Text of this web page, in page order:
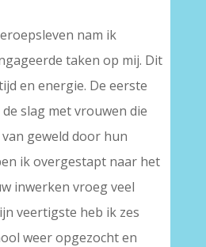
nam ik
taken op mij. Dit
en energie. De eerste
slag met vrouwen die
geweld door hun
ik overgestapt naar het
inwerken vroeg veel
veertigste heb ik zes
weer opgezocht en